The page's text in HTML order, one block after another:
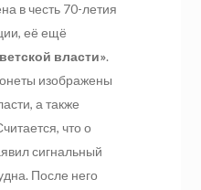
в честь 70-летия
её ещё
власти».
изображены
а также
что о
сигнальный
После него